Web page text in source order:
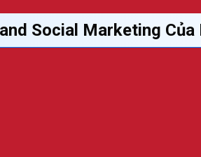
Social Marketing Của